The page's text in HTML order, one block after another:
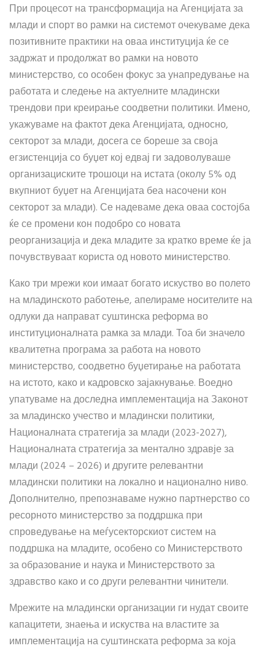
При процесот на трансформација на Агенцијата за
млади и спорт во рамки на системот очекуваме дека
позитивните практики на оваа институција ќе се
задржат и продолжат во рамки на новото
министерство, со особен фокус за унапредување на
работата и следење на актуелните младински
трендови при креирање соодветни политики. Имено,
укажуваме на фактот дека Агенцијата, односно,
секторот за млади, досега се бореше за своја
егзистенција со буџет кој едвај ги задоволуваше
организациските трошоци на истата (околу 5% од
вкупниот буџет на Агенцијата беа насочени кон
секторот за млади). Се надеваме дека оваа состојба
ќе се промени кон подобро со новата
реорганизација и дека младите за кратко време ќе ја
почувствуваат користа од новото министерство.
Како три мрежи кои имаат богато искуство во полето
на младинското работење, апелираме носителите на
одлуки да направат суштинска реформа во
институционалната рамка за млади. Тоа би значело
квалитетна програма за работа на новото
министерство, соодветно буџетирање на работата
на истото, како и кадровско зајакнување. Воедно
упатуваме на доследна имплементација на Законот
за младинско учество и младински политики,
Националната стратегија за млади (2023-2027),
Националната стратегија за ментално здравје за
млади (2024 – 2026) и другите релевантни
младински политики на локално и национално ниво.
Дополнително, препознаваме нужно партнерство со
ресорното министерство за поддршка при
спроведување на меѓусекторскиот систем на
поддршка на младите, особено со Министерството
за образование и наука и Министерството за
здравство како и со други релевантни чинители.
Мрежите на младински организации ги нудат своите
капацитети, знаења и искуства на властите за
имплементација на суштинската реформа за која